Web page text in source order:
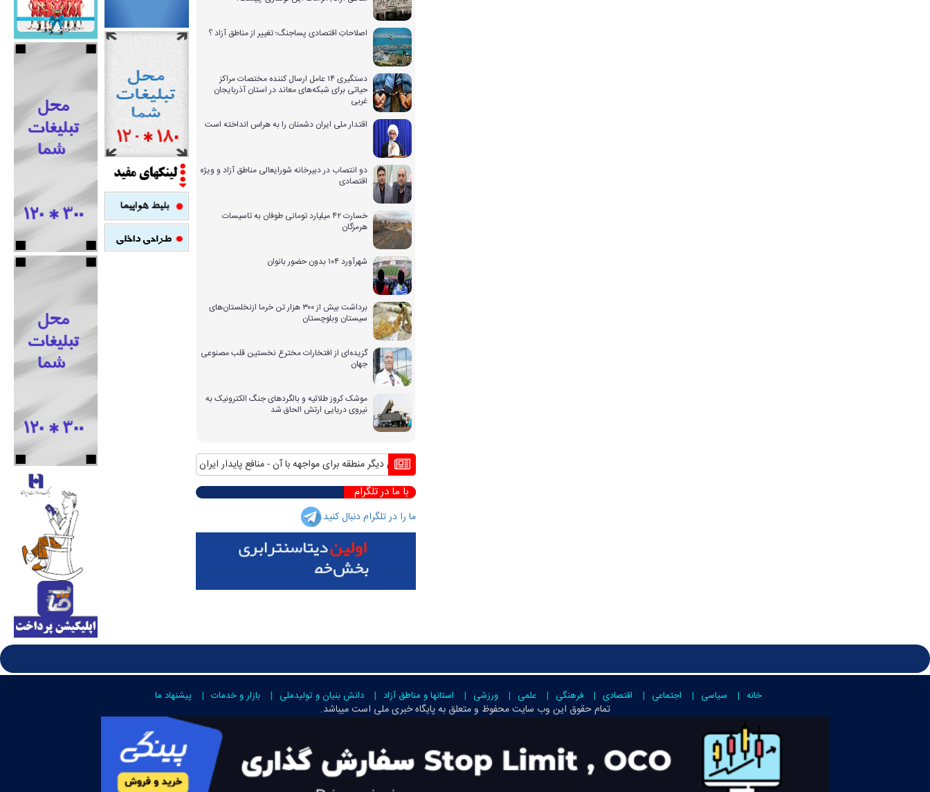
اصلاحاتِ اقتصادی پساجنگ؛ تغییر از مناطق آزاد ؟
دستگیری ۱۴ عامل ارسال کننده مختصات مراکز
حیاتی برای شبکه‌های معاند در استان آذربایجان
غربی
اقتدار ملی ایران دشمنان را به هراس انداخته است
دو انتصاب در دبیرخانه شورایعالی مناطق آزاد و ویژه
اقتصادی
خسارت ۴۲ میلیارد تومانی طوفان به تاسیسات
هرمزگان
شهرآورد ۱۰۴ بدون حضور بانوان
برداشت بیش از ۳۰۰ هزار تن خرما ازنخلستان‌های
سیستان وبلوچستان
گزیده‌ای از افتخارات مخترع نخستین قلب مصنوعی
جهان
موشک کروز طلائیه و بالگردهای جنگ الکترونیک به
نیروی دریایی ارتش الحاق شد
بحران بی آبی و راهکار کشورهای دیگر منطقه برای مواجهه با آن منافع پایدار ایران در شانگهای چیست؟ استقبال رسمی رییس جمهور از
با ما در تلگرام
ما را در تلگرام دنبال کنید
خانه سیاسی اجتماعی اقتصادی فرهنگی علمی ورزشی استانها و مناطق آزاد دانش بنیان و تولیدملی بازار و خدمات پیشنهاد ما
تمام حقوق این وب سایت محفوظ و متعلق بهپایگاه خبری ملی استمیباشد.